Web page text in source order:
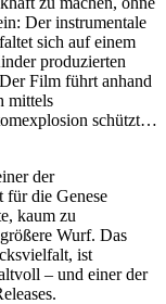
Der instrumentale
sich auf einem
produzierten
Film führt anhand
mittels
schützt…
der
für die Genese
kaum zu
Wurf. Das
ist
– und einer der